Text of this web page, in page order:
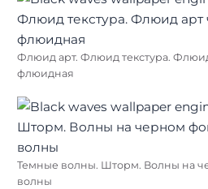
Флюид арт. Флюид текстура. Флюид
флюидная
Темные волны. Шторм. Волны на
волны